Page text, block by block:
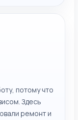
потому что
Здесь
ремонт и